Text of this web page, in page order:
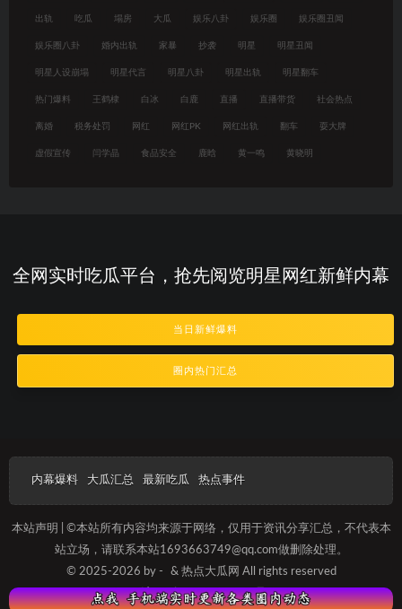
出轨 吃瓜 塌房 大瓜 娱乐八卦 娱乐圈 娱乐圈丑闻
娱乐圈八卦 婚内出轨 家暴 抄袭 明星 明星丑闻
明星人设崩塌 明星代言 明星八卦 明星出轨 明星翻车
热门爆料 王鹤棣 白冰 白鹿 直播 直播带货 社会热点
离婚 税务处罚 网红 网红PK 网红出轨 翻车 耍大牌
虚假宣传 闫学晶 食品安全 鹿晗 黄一鸣 黄晓明
全网实时吃瓜平台，抢先阅览明星网红新鲜内幕
当日新鲜爆料
圈内热门汇总
内幕爆料 大瓜汇总 最新吃瓜 热点事件
本站声明 | ©本站所有内容均来源于网络，仅用于资讯分享汇总，不代表本
站立场，请联系本站1693663749@qq.com做删除处理。
© 2025-2026 by -
& 热点大瓜网 All rights reserved
沪ICP备2025012089号